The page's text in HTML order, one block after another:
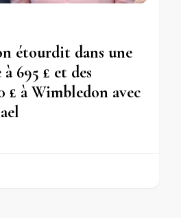
étourdit dans une
695 £ et des
£ à Wimbledon avec